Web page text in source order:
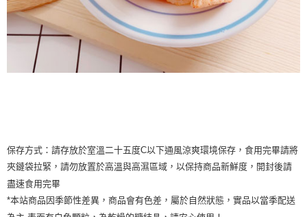
保存方式：請存放於室溫二十五度C以下通風涼爽環境保存，食用完畢請將
夾鏈袋拉緊，請勿放置於高溫與高濕區域，以保持商品新鮮度，開封後請
盡速食用完畢
*本站商品因季節性差異，商品會有色差，屬於自然狀態，實品以當季配送